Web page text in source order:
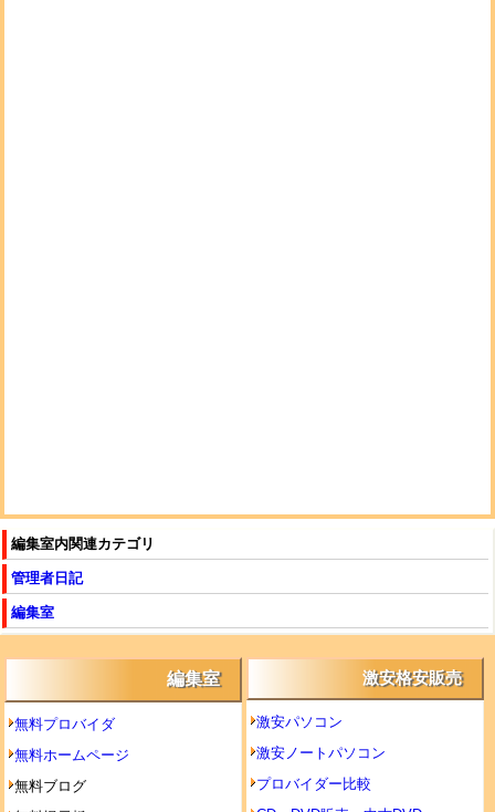
編集室内関連カテゴリ
管理者日記
編集室
編集室
無料プロバイダ
無料ホームページ
無料ブログ
激安格安販売
激安パソコン
激安ノートパソコン
プロバイダー比較